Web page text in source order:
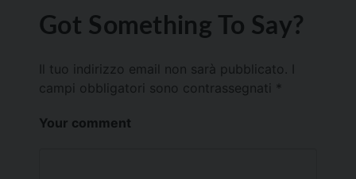
Got Something To Say?
Il tuo indirizzo email non sarà pubblicato.
campi obbligatori sono contrassegnati *
Your comment